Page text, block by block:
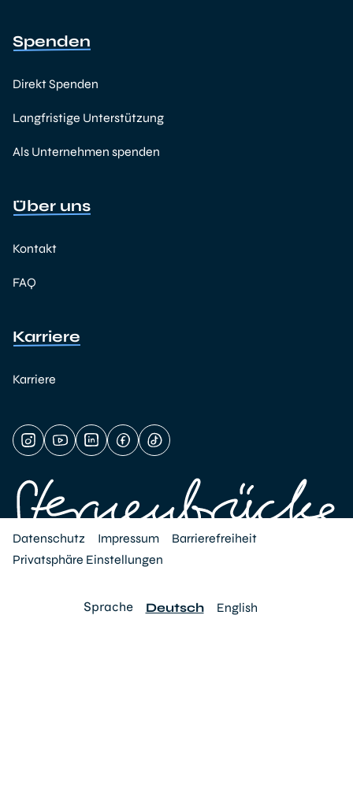
Spenden
Direkt Spenden
Langfristige Unterstützung
Als Unternehmen spenden
Über uns
Kontakt
FAQ
Karriere
Karriere
Datenschutz Impressum
Barrierefreiheit
Privatsphäre Einstellungen
Sprache Deutsch English